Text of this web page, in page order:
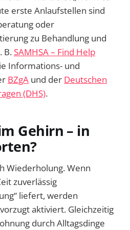
erste Anlaufstellen sind
oder
zu Behandlung und
B. SAMHSA – Find Help
Informations- und
BZgA und der Deutschen
(DHS).
Gehirn – in
Wiederholung. Wenn
zuverlässig
liefert, werden
aktiviert. Gleichzeitig
durch Alltagsdinge